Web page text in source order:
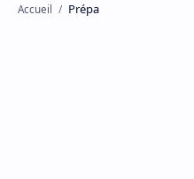
Accueil Prépa